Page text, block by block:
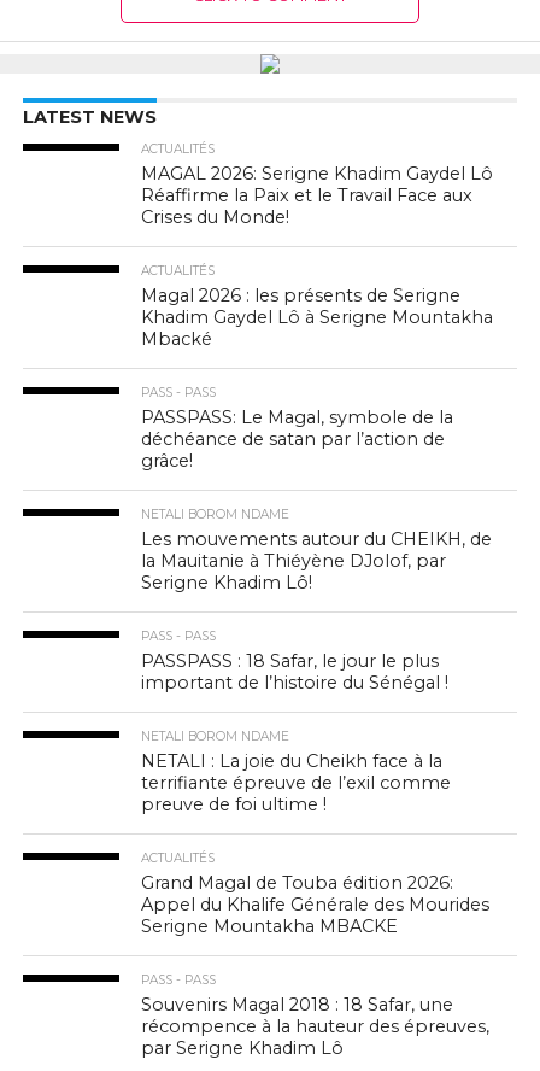
LATEST NEWS
ACTUALITÉS
MAGAL 2026: Serigne Khadim Gaydel Lô
Réaffirme la Paix et le Travail Face aux
Crises du Monde!
ACTUALITÉS
Magal 2026 : les présents de Serigne
Khadim Gaydel Lô à Serigne Mountakha
Mbacké
PASS - PASS
PASSPASS: Le Magal, symbole de la
déchéance de satan par l’action de
grâce!
NETALI BOROM NDAME
Les mouvements autour du CHEIKH, de
la Mauitanie à Thiéyène DJolof, par
Serigne Khadim Lô!
PASS - PASS
PASSPASS : 18 Safar, le jour le plus
important de l’histoire du Sénégal !
NETALI BOROM NDAME
NETALI : La joie du Cheikh face à la
terrifiante épreuve de l’exil comme
preuve de foi ultime !
ACTUALITÉS
Grand Magal de Touba édition 2026:
Appel du Khalife Générale des Mourides
Serigne Mountakha MBACKE
PASS - PASS
Souvenirs Magal 2018 : 18 Safar, une
récompence à la hauteur des épreuves,
par Serigne Khadim Lô